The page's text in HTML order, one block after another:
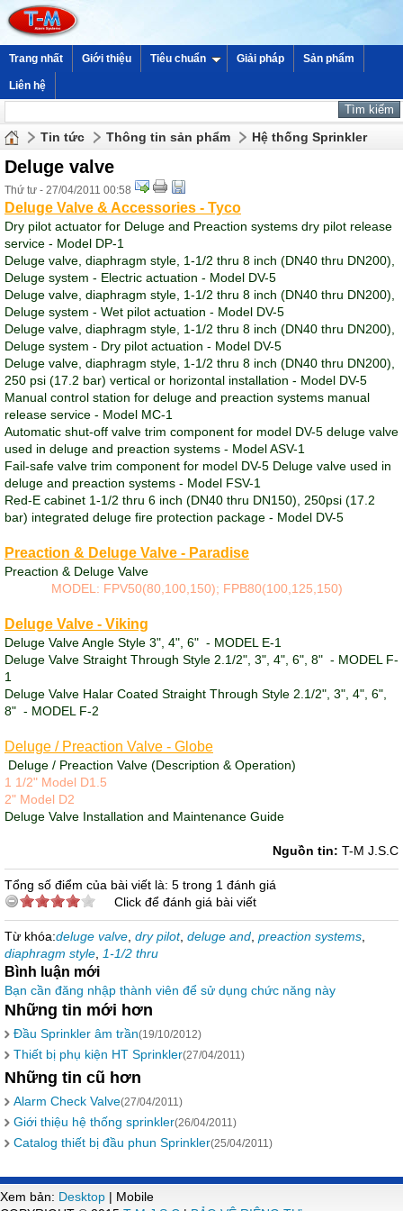
Trang nhất Giới thiệu Tiêu chuẩn Giải pháp Sản phẩm
Liên hệ
Tin tức Thông tin sản phẩm Hệ thống Sprinkler
Deluge valve
Thứ tư - 27/04/2011 00:58
Deluge Valve & Accessories - Tyco
Dry pilot actuator for Deluge and Preaction systems dry pilot release
service - Model DP-1
Deluge valve, diaphragm style, 1-1/2 thru 8 inch (DN40 thru DN200),
Deluge system - Electric actuation - Model DV-5
Deluge valve, diaphragm style, 1-1/2 thru 8 inch (DN40 thru DN200),
Deluge system - Wet pilot actuation - Model DV-5
Deluge valve, diaphragm style, 1-1/2 thru 8 inch (DN40 thru DN200),
Deluge system - Dry pilot actuation - Model DV-5
Deluge valve, diaphragm style, 1-1/2 thru 8 inch (DN40 thru DN200),
250 psi (17.2 bar) vertical or horizontal installation - Model DV-5
Manual control station for deluge and preaction systems manual
release service - Model MC-1
Automatic shut-off valve trim component for model DV-5 deluge valve
used in deluge and preaction systems - Model ASV-1
Fail-safe valve trim component for model DV-5 Deluge valve used in
deluge and preaction systems - Model FSV-1
Red-E cabinet 1-1/2 thru 6 inch (DN40 thru DN150), 250psi (17.2
bar) integrated deluge fire protection package - Model DV-5
Preaction & Deluge Valve - Paradise
Preaction & Deluge Valve
MODEL: FPV50(80,100,150); FPB80(100,125,150)
Deluge Valve - Viking
Deluge Valve Angle Style 3", 4", 6" - MODEL E-1
Deluge Valve Straight Through Style 2.1/2", 3", 4", 6", 8" - MODEL F-
1
Deluge Valve Halar Coated Straight Through Style 2.1/2", 3", 4", 6",
8" - MODEL F-2
Deluge / Preaction Valve - Globe
Deluge / Preaction Valve (Description & Operation)
1 1/2" Model D1.5
2" Model D2
Deluge Valve Installation and Maintenance Guide
Nguồn tin: T-M J.S.C
Tổng số điểm của bài viết là: 5 trong 1 đánh giá
Click để đánh giá bài viết
Từ khóa:deluge valve dry pilot, deluge and preaction systems
diaphragm style
1-1/2 thru
Bình luận mới
Bạn cần đăng nhập thành viên để sử dụng chức năng này
Những tin mới hơn
Đầu Sprinkler âm trần(19/10/2012)
Thiết bị phụ kiện HT Sprinkler(27/04/2011)
Những tin cũ hơn
Alarm Check Valve(27/04/2011)
Giới thiệu hệ thống sprinkler(26/04/2011)
Catalog thiết bị đầu phun Sprinkler(25/04/2011)
Xem bản: Desktop | Mobile